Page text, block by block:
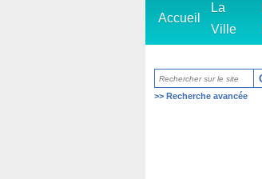
Accueil
La
Ville
>> Recherche avancée